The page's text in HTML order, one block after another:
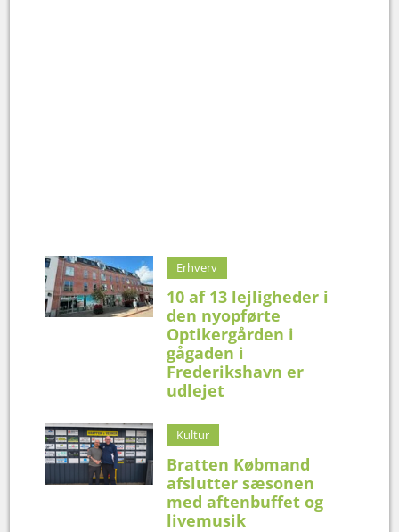
Erhverv
10 af 13 lejligheder i
den nyopførte
Optikergården i
gågaden i
Frederikshavn er
udlejet
Kultur
Bratten Købmand
afslutter sæsonen
med aftenbuffet og
livemusik